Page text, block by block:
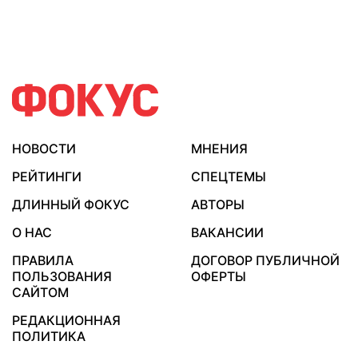
НОВОСТИ
МНЕНИЯ
РЕЙТИНГИ
СПЕЦТЕМЫ
ДЛИННЫЙ ФОКУС
АВТОРЫ
О НАС
ВАКАНСИИ
ПРАВИЛА
ПОЛЬЗОВАНИЯ
САЙТОМ
ДОГОВОР ПУБЛИЧНОЙ
ОФЕРТЫ
РЕДАКЦИОННАЯ
ПОЛИТИКА